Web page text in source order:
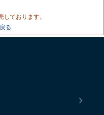
ております。
る